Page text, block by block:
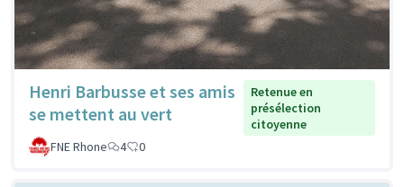
Henri Barbusse et ses amis
se mettent au vert
Retenue en
présélection
citoyenne
FNE Rhone
4 0